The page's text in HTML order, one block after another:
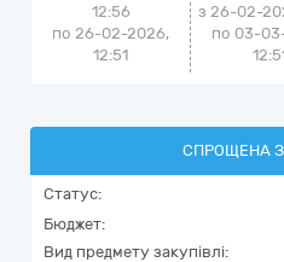
12:56
по 26-02-2026,
12:51
з 26-02-
по 03-
СПРОЩЕНА
Статус:
Бюджет:
Вид предмету закупівлі: